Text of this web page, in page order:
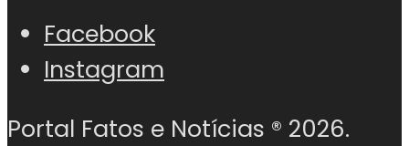
Facebook
Instagram
Portal Fatos e Notícias ® 2026.